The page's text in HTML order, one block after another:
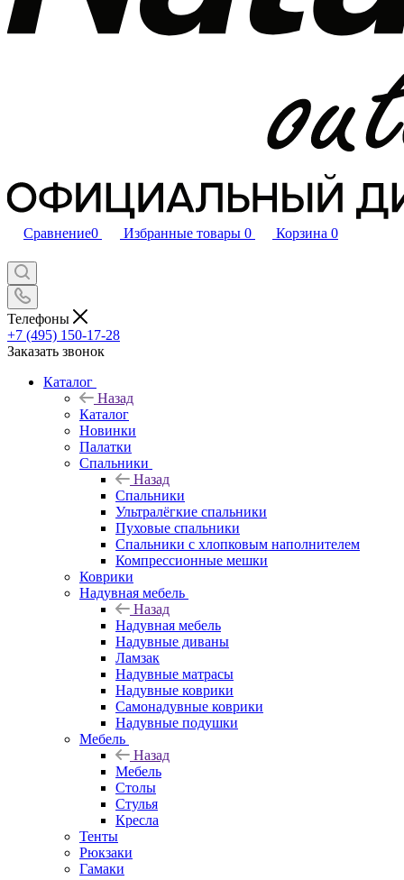
Сравнение0 Избранные товары 0 Корзина 0
Телефоны
+7 (495) 150-17-28
Заказать звонок
Каталог
Назад
Каталог
Новинки
Палатки
Спальники
Назад
Спальники
Ультралёгкие спальники
Пуховые спальники
Спальники с хлопковым наполнителем
Компрессионные мешки
Коврики
Надувная мебель
Назад
Надувная мебель
Надувные диваны
Ламзак
Надувные матрасы
Надувные коврики
Самонадувные коврики
Надувные подушки
Мебель
Назад
Мебель
Столы
Стулья
Кресла
Тенты
Рюкзаки
Гамаки